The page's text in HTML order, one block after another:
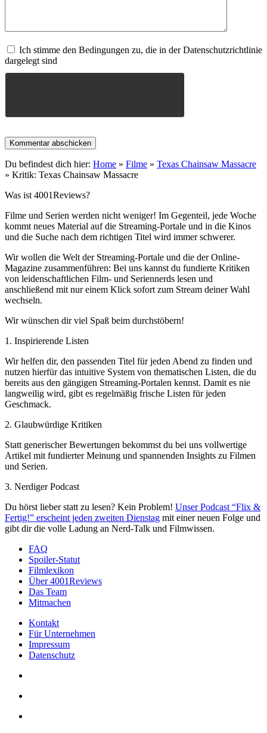
Ich stimme den Bedingungen zu, die in der Datenschutzrichtlinie
dargelegt sind
Du befindest dich hier: Home » Filme » Texas Chainsaw Massacre
» Kritik: Texas Chainsaw Massacre
Was ist 4001Reviews?
Filme und Serien werden nicht weniger! Im Gegenteil, jede Woche
kommt neues Material auf die Streaming-Portale und in die Kinos
und die Suche nach dem richtigen Titel wird immer schwerer.
Wir wollen die Welt der Streaming-Portale und die der Online-
Magazine zusammenführen: Bei uns kannst du fundierte Kritiken
von leidenschaftlichen Film- und Seriennerds lesen und
anschließend mit nur einem Klick sofort zum Stream deiner Wahl
wechseln.
Wir wünschen dir viel Spaß beim durchstöbern!
1. Inspirierende Listen
Wir helfen dir, den passenden Titel für jeden Abend zu finden und
nutzen hierfür das intuitive System von thematischen Listen, die du
bereits aus den gängigen Streaming-Portalen kennst. Damit es nie
langweilig wird, gibt es regelmäßig frische Listen für jeden
Geschmack.
2. Glaubwürdige Kritiken
Statt generischer Bewertungen bekommst du bei uns vollwertige
Artikel mit fundierter Meinung und spannenden Insights zu Filmen
und Serien.
3. Nerdiger Podcast
Du hörst lieber statt zu lesen? Kein Problem! Unser Podcast “Flix &
Fertig!” erscheint jeden zweiten Dienstag mit einer neuen Folge und
gibt dir die volle Ladung an Nerd-Talk und Filmwissen.
FAQ
Spoiler-Statut
Filmlexikon
Über 4001Reviews
Das Team
Mitmachen
Kontakt
Für Unternehmen
Impressum
Datenschutz